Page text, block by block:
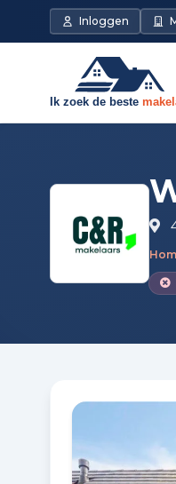
Direct naar de inhoud
Inloggen
Fotogalerij